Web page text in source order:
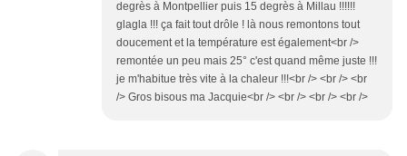
degrès à Montpellier puis 15 degrès à Millau !!!!!!
glagla !!! ça fait tout drôle ! là nous remontons tout
doucement et la température est également<br />
remontée un peu mais 25° c'est quand même juste !!!
je m'habitue très vite à la chaleur !!!<br /> <br /> <br
/> Gros bisous ma Jacquie<br /> <br /> <br /> <br />